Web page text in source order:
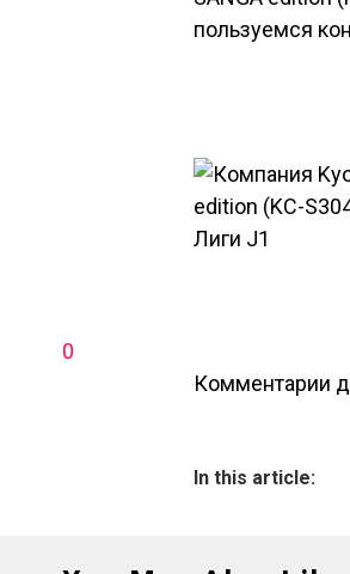
пользуемся
0
Комментарии
In this article: